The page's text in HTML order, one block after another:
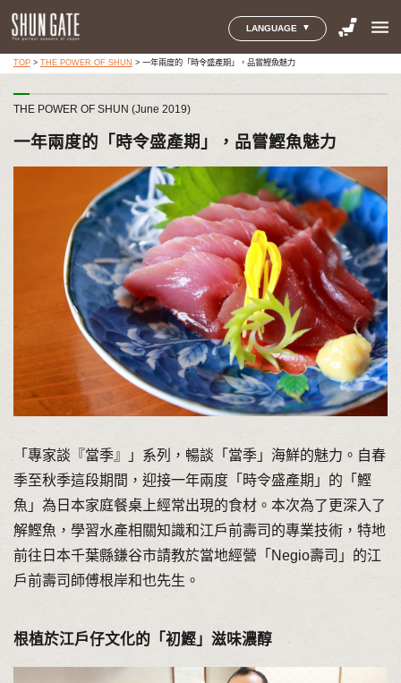
LANGUAGE menu
TOP> THE POWER OF SHUN > 一年兩度的「時令盛產期」，品嘗鰹魚魅力
THE POWER OF SHUN (June 2019)
一年兩度的「時令盛產期」，品嘗鰹魚魅力
「專家談『當季』」系列，暢談「當季」海鮮的魅力。自春
季至秋季這段期間，迎接一年兩度「時令盛產期」的「鰹
魚」為日本家庭餐桌上經常出現的食材。本次為了更深入了
解鰹魚，學習水產相關知識和江戶前壽司的專業技術，特地
前往日本千葉縣鎌谷市請教於當地經營「Negio壽司」的江
戶前壽司師傅根岸和也先生。
根植於江戶仔文化的「初鰹」滋味濃醇